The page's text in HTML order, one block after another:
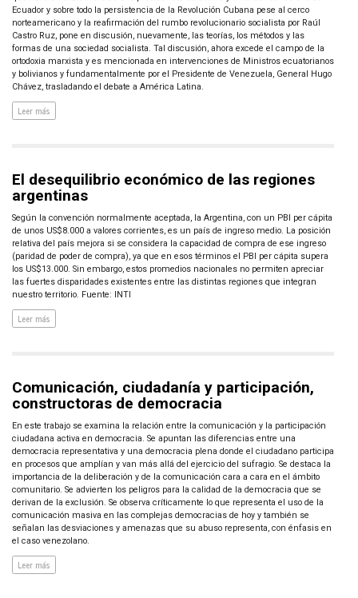
Ecuador y sobre todo la persistencia de la Revolución Cubana pese al cerco
norteamericano y la reafirmación del rumbo revolucionario socialista por Raúl
Castro Ruz, pone en discusión, nuevamente, las teorías, los métodos y las
formas de una sociedad socialista. Tal discusión, ahora excede el campo de la
ortodoxia marxista y es mencionada en intervenciones de Ministros ecuatorianos
y bolivianos y fundamentalmente por el Presidente de Venezuela, General Hugo
Chávez, trasladando el debate a América Latina.
Leer más
El desequilibrio económico de las regiones
argentinas
Según la convención normalmente aceptada, la Argentina, con un PBI per cápita
de unos US$8.000 a valores corrientes, es un país de ingreso medio. La posición
relativa del país mejora si se considera la capacidad de compra de ese ingreso
(paridad de poder de compra), ya que en esos términos el PBI per cápita supera
los US$13.000. Sin embargo, estos promedios nacionales no permiten apreciar
las fuertes disparidades existentes entre las distintas regiones que integran
nuestro territorio. Fuente: INTI
Leer más
Comunicación, ciudadanía y participación,
constructoras de democracia
En este trabajo se examina la relación entre la comunicación y la participación
ciudadana activa en democracia. Se apuntan las diferencias entre una
democracia representativa y una democracia plena donde el ciudadano participa
en procesos que amplían y van más allá del ejercicio del sufragio. Se destaca la
importancia de la deliberación y de la comunicación cara a cara en el ámbito
comunitario. Se advierten los peligros para la calidad de la democracia que se
derivan de la exclusión. Se observa críticamente lo que representa el uso de la
comunicación masiva en las complejas democracias de hoy y también se
señalan las desviaciones y amenazas que su abuso representa, con énfasis en
el caso venezolano.
Leer más